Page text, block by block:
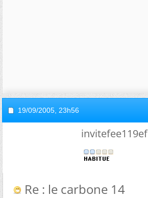
19/09/2005, 23h56
invitefee119ef
Re : le carbone 14